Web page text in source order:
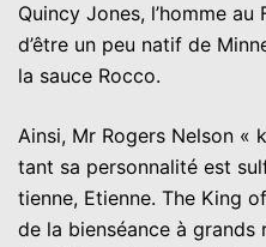
Quincy Jones, l’homme
d’être un peu natif de
la sauce Rocco.
Ainsi, Mr Rogers Nelson «
tant sa personnalité est
tienne, Etienne. The King
de la bienséance à grands